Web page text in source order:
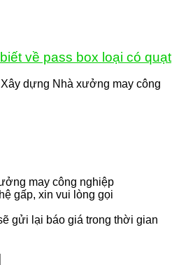
về pass box loại có quạt
dựng Nhà xưởng may công
may công nghiệp
gấp, xin vui lòng gọi
gửi lại báo giá trong thời gian